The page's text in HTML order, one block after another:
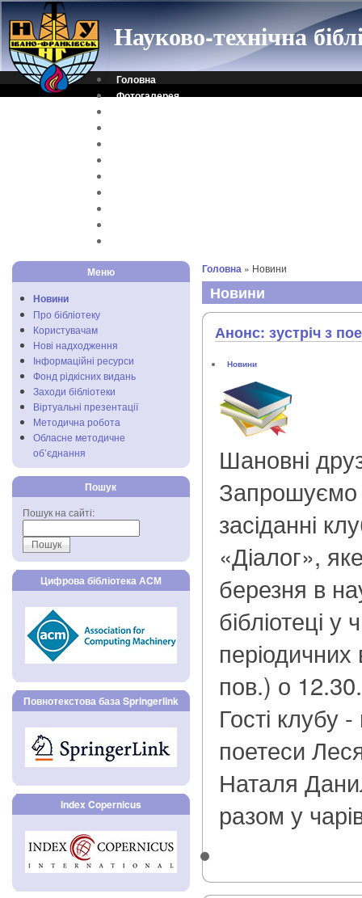
Науково-технічна
Головна
Фотогалерея
Меню
Новини
Про бібліотеку
Користувачам
Нові надходження
Інформаційні ресурси
Фонд рідкісних видань
Заходи бібліотеки
Віртуальні презентації
Методична робота
Обласне методичне
об’єднання
Пошук
Пошук на сайті:
Цифрова бібліотека АСМ
Повнотекстова база Springerlink
Index Copernicus
Головна » Новини
Новини
Анонс: зустріч з
Новини
Шановні
Запрошуємо
засіданні
«Діалог»,
березня в
бібліотеці у
періодичних
пов.) о 12.30.
Гості клубу
поетеси
Наталя
разом у